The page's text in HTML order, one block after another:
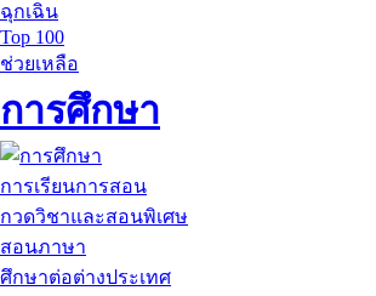
ฉุกเฉิน
Top 100
ช่วยเหลือ
การศึกษา
การเรียนการสอน
กวดวิชาและสอนพิเศษ
สอนภาษา
ศึกษาต่อต่างประเทศ